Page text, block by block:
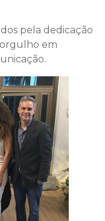
pela dedicação
em